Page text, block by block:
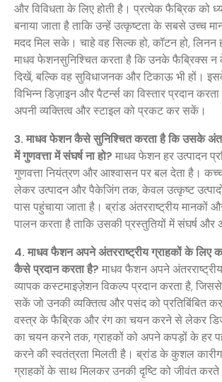
और विविधता के लिए होती है। प्रत्येक फैब्रिक को
बनाया जाता है ताकि उन्हें उत्कृष्टता के सबसे उच्च
मदद मिल सके। चाहे वह सिल्क हो, कॉटन हो, लिनन
माधव फेशनसुनिश्चित करता है कि उनके फैब्रिक्स
दिखें, बल्कि वह सुविधाजनक और टिकाऊ भी हों।
विभिन्न डिज़ाइन और पैटर्न्स का विस्तार प्रदान
अपनी व्यक्तित्व और स्टाइल को प्रकट कर सकें।
3. माधव फेशन कैसे सुनिश्चित करता है कि उसके
में गुणवत्ता में संघर्ष ना हो? माधव फेशन हर उत्पादन
गुणवत्ता नियंत्रण और आश्वासन पर बल देता है।
लेकर उत्पादन और पैकेजिंग तक, केवल उत्कृष्ट
पास पहुंचाया जाता है। ब्रांड अंतरराष्ट्रीय मानकों
पालन करता है ताकि उसकी प्रस्तुतियों में संघर्ष और
4. माधव फैशन अपने अंतरराष्ट्रीय ग्राहकों के लिए
कैसे प्रदान करता है? माधव फैशन अपने
व्यापक कस्टमाइज़ेशन विकल्प प्रदान करता है,
सकें जो उनकी व्यक्तित्व और पसंद को प्रतिबिंबित
वस्त्र के फैब्रिक और रंग का चयन करने से लेकर
का चयन करने तक, ग्राहकों को अपने कपड़ों के हर
करने की स्वतंत्रता मिलती है। ब्रांड के कुशल
ग्राहकों के साथ मिलकर उनकी दृष्टि को जीवंत